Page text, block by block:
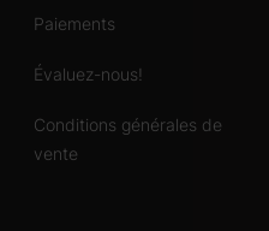
Paiements
Évaluez-nous!
Conditions générales de
vente